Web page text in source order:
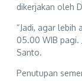
dikerjakan oleh
“Jadi, agar lebih
05.00 WIB pagi.
Santo.
Penutupan